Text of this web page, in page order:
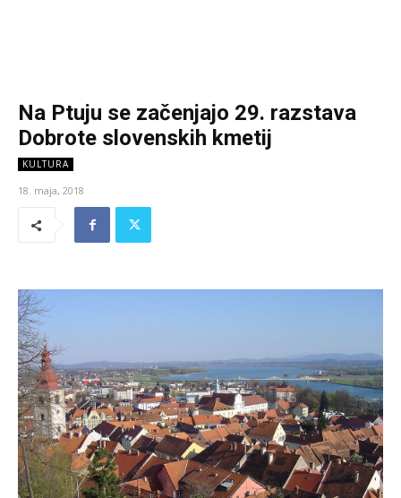
Na Ptuju se začenjajo 29. razstava
Dobrote slovenskih kmetij
KULTURA
18. maja, 2018